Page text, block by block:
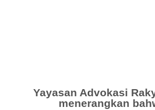
Yayasan Advokasi
menerangkan